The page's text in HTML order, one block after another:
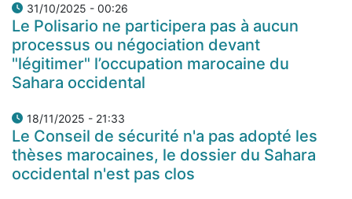
31/10/2025 - 00:26
Le Polisario ne participera pas à aucun
processus ou négociation devant
"légitimer" l’occupation marocaine du
Sahara occidental
18/11/2025 - 21:33
Le Conseil de sécurité n'a pas adopté les
thèses marocaines, le dossier du Sahara
occidental n'est pas clos